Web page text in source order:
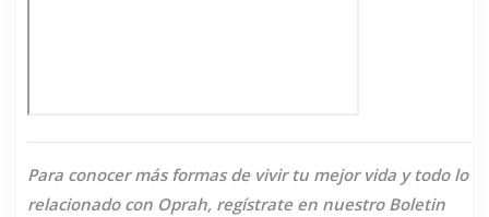
Para conocer más formas de vivir tu mejor vida y todo lo
relacionado con Oprah, regístrate en nuestro Boletin